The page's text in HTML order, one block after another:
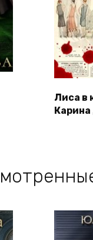
Лиса в